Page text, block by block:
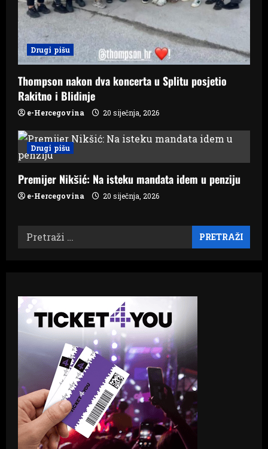
Drugi pišu
Thompson nakon dva koncerta u Splitu posjetio
Rakitno i Blidinje
e-Hercegovina 20 siječnja, 2026
Drugi pišu
Premijer Nikšić: Na isteku mandata idem u penziju
e-Hercegovina 20 siječnja, 2026
Pretraži: